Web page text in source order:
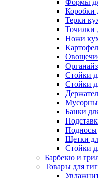
Формы
Коробки
Терки
Точилки
Ножи
Стойки
Стойки
Банки
Подносы
Щетки
Стойки
Барбекю и
Товары для